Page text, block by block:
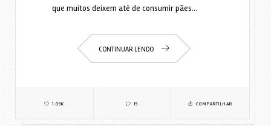
que muitos deixem até de consumir pães…
CONTINUAR LENDO
1.09K 15 COMPARTILHAR